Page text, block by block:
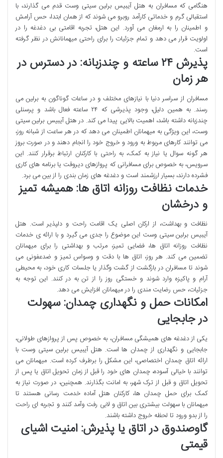
هنگامی که مسافران به هتل آیبیس برلین سیتی وست قدم می گذارند، با
استقبالی گرم و خدماتی کارآمد روبرو می شوند که از همان ابتدا، حس آرامش
و اطمینان را به ارمغان می آورد. این هتل، تجربه اقامتی بی دغدغه را در
اولویت قرار می دهد و تمام جزئیات را برای راحتی میهمانانش در نظر گرفته
است.
پذیرش ۲۴ ساعته و چندزبانه: در دسترس در
هر زمان
مسافران از سراسر دنیا با نیازهای مختلف و در ساعات گوناگون به برلین می
رسند. به همین دلیل، وجود پذیرشی که ۲۴ ساعته فعال باشد و پرسنلی
چندزبانه داشته باشد، اهمیت بالایی پیدا می کند. در هتل آیبیس برلین سیتی
وست، این ویژگی به میهمانان اطمینان می دهد که در هر ساعت از شبانه روز،
می توانند کارهای مربوط به ورود و خروج خود را انجام دهند و در صورت بروز
هر گونه سوال یا نیاز به کمک، به راحتی با کارکنان ارتباط برقرار کنند. این
سرویس، به خصوص برای مسافرانی که پروازهای دیروقت یا برنامه های کاری
فشرده دارند، بسیار ارزشمند است و دغدغه های زمان بندی را از بین می برد.
خدمات نظافت روزانه اتاق ها: همیشه تمیز
و درخشان
نظافت و بهداشت، از ارکان اصلی یک اقامت راحت و دلپذیر است. هتل
آیبیس برلین سیتی وست این موضوع را جدی می گیرد و با ارائه ی خدمات
نظافت روزانه اتاق ها، فضایی تمیز، مرتب و بهداشتی را برای میهمانان
تضمین می کند. هر روز، اتاق ها با دقت و وسواس تمیز و ضدعفونی می
شوند تا مسافران در بازگشت از گشت وگذار یا جلسات کاری خود، به محیطی
آرام و پاکیزه وارد شوند و خستگی روز را از تن به در کنند. این توجه به
جزئیات، حس رضایت مندی را در میهمانان افزایش می دهد.
امکانات حمل و نگهداری چمدان: سهولت
در جابجایی
یکی از دغدغه های همیشگی مسافران، به خصوص پس از پروازهای طولانی،
جابجایی و نگهداری از چمدان ها است. هتل آیبیس برلین سیتی وست با
ارائه اتاق چمدان اختصاصی، این مشکل را برطرف کرده است. میهمانان می
توانند با خیالی آسوده، چمدان های خود را قبل از زمان تحویل اتاق یا پس از
تحویل اتاق و قبل از ترک شهر، به امانت بگذارند. همچنین، در صورت نیاز به
کمک برای حمل چمدان ها، کارکنان هتل آماده خدمت رسانی هستند تا
میهمانان با سهولت بیشتری بین اتاق و لابی رفت وآمد کنند و تجربه ای راحت
را از بدو ورود تا لحظه خروج داشته باشند.
گاوصندوق در اتاق یا پذیرش: امنیت اشیای
قیمتی